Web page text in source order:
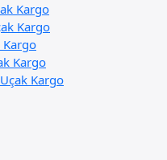
Kargo
Kargo
Kargo
Kargo
Kargo